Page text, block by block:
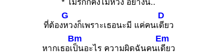
* ไม่รักก็คงไม่ห่วง อย่างนี้..
ที่ต้อง
G
หวงก็เพราะเธอนะมี แค่คนเ
D
ดียว
หากเธอเ
Bm
ป็นอะไร ความผิดฉันคนเ
Em
ดียว